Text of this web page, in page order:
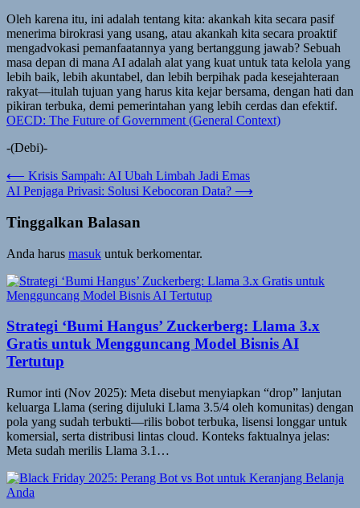
Oleh karena itu, ini adalah tentang kita: akankah kita secara pasif
menerima birokrasi yang usang, atau akankah kita secara proaktif
mengadvokasi pemanfaatannya yang bertanggung jawab? Sebuah
masa depan di mana AI adalah alat yang kuat untuk tata kelola yang
lebih baik, lebih akuntabel, dan lebih berpihak pada kesejahteraan
rakyat—itulah tujuan yang harus kita kejar bersama, dengan hati dan
pikiran terbuka, demi pemerintahan yang lebih cerdas dan efektif.
OECD: The Future of Government (General Context)
-(Debi)-
Navigasi
pos
⟵ Krisis Sampah: AI Ubah Limbah Jadi Emas
AI Penjaga Privasi: Solusi Kebocoran Data? ⟶
Tinggalkan Balasan
Anda harus masuk untuk berkomentar.
Strategi ‘Bumi Hangus’ Zuckerberg: Llama 3.x
Gratis untuk Mengguncang Model Bisnis AI
Tertutup
Rumor inti (Nov 2025): Meta disebut menyiapkan “drop” lanjutan
keluarga Llama (sering dijuluki Llama 3.5/4 oleh komunitas) dengan
pola yang sudah terbukti—rilis bobot terbuka, lisensi longgar untuk
komersial, serta distribusi lintas cloud. Konteks faktualnya jelas:
Meta sudah merilis Llama 3.1…